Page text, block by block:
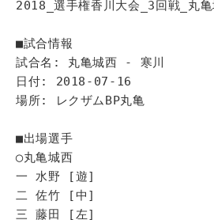
2018_選手権香川大会_3回戦_丸亀
■試合情報
試合名: 丸亀城西 - 寒川
日付: 2018-07-16
場所: レクザムBP丸亀
■出場選手
◯丸亀城西
一 水野 [遊]
二 佐竹 [中]
三 藤田 [左]